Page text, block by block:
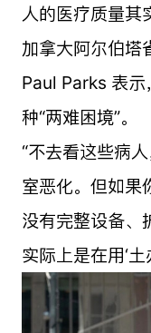
人的医疗质量其
加拿大阿尔伯
Paul Parks 表
种“两难困境”。
“不去看这些病
室恶化。但如果
没有完整设备、
实际上是在用‘